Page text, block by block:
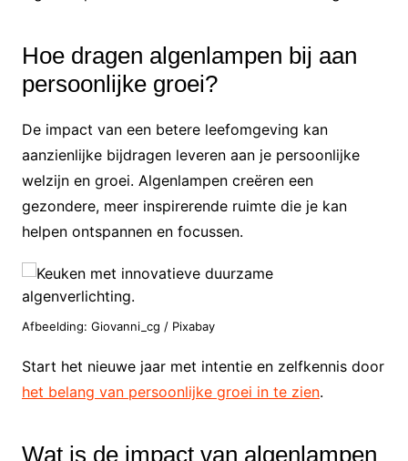
Hoe dragen algenlampen bij aan
persoonlijke groei?
De impact van een betere leefomgeving kan
aanzienlijke bijdragen leveren aan je persoonlijke
welzijn en groei. Algenlampen creëren een
gezondere, meer inspirerende ruimte die je kan
helpen ontspannen en focussen.
Afbeelding: Giovanni_cg / Pixabay
Start het nieuwe jaar met intentie en zelfkennis door
het belang van persoonlijke groei in te zien.
Wat is de impact van algenlampen